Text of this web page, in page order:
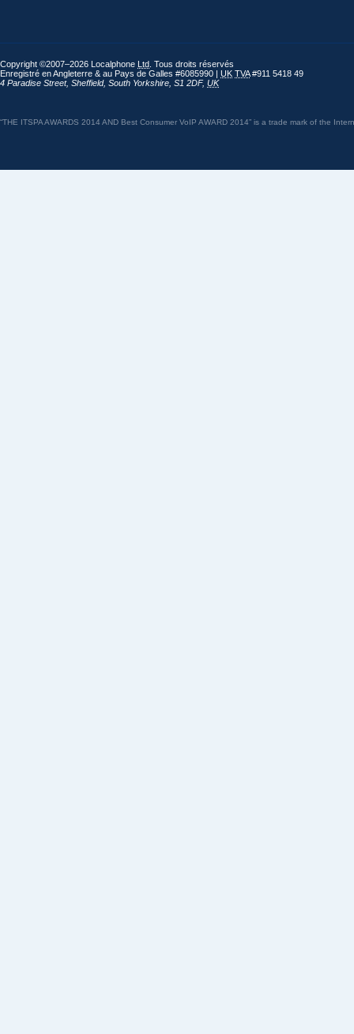
Copyright ©2007–2026 Localphone Ltd . Tous droits réservés
Enregistré en Angleterre & au Pays de Galles #6085990 | UK TVA#911 5418 49
4 Paradise Street, Sheffield, South Yorkshire S1 2DF, UK
“THE ITSPA AWARDS 2014 AND Best Consumer VoIP AWARD 2014” is a trade mark of the